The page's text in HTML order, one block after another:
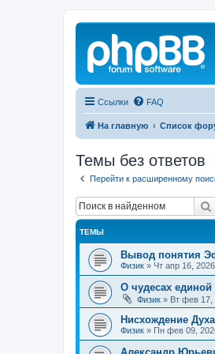
Ссылки FAQ
На главную Список
Темы без ответов
Перейти к расширенному
ТЕМЫ
Вывод понятия
Физик » Чт апр 16,
О чудесах
Физик » Вт фев 17,
Нисхождение
Физик » Пн фев 09,